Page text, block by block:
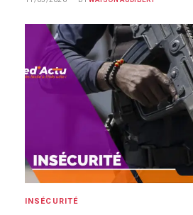
INSÉCURITÉ